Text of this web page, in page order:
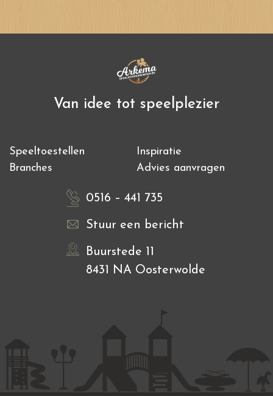
Van idee tot speelplezier
Speeltoestellen
Inspiratie
Branches
Advies aanvragen
0516 – 441 735
Stuur een bericht
Buurstede 11
8431 NA Oosterwolde